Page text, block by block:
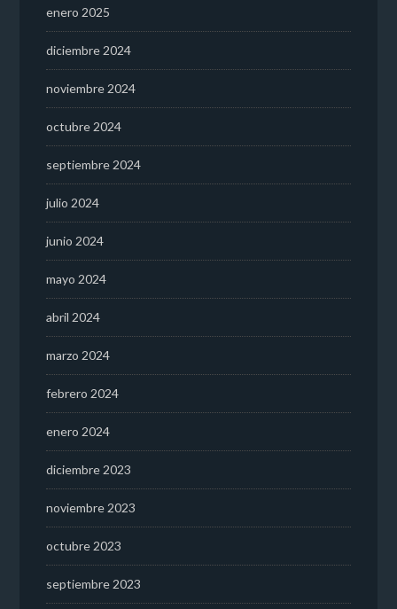
enero 2025
diciembre 2024
noviembre 2024
octubre 2024
septiembre 2024
julio 2024
junio 2024
mayo 2024
abril 2024
marzo 2024
febrero 2024
enero 2024
diciembre 2023
noviembre 2023
octubre 2023
septiembre 2023